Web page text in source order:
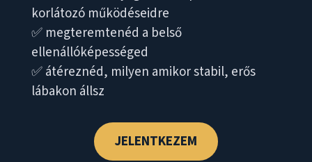
korlátozó működéseidre
✅ megteremtenéd a belső
ellenállóképességed
✅ átéreznéd, milyen amikor stabil, erős
lábakon állsz
JELENTKEZEM